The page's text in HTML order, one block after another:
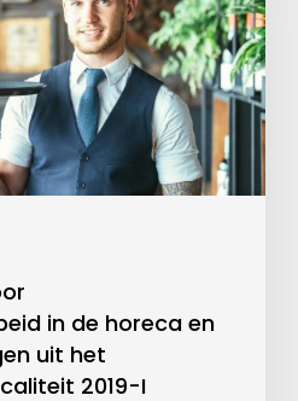
in de horeca en
uit het
2019-I